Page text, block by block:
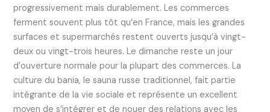
progressivement mais durablement. Les commerces
ferment souvent plus tôt qu’en France, mais les grandes
surfaces et supermarchés restent ouverts jusqu’à vingt-
deux ou vingt-trois heures. Le dimanche reste un jour
d’ouverture normale pour la plupart des commerces. La
culture du bania, le sauna russe traditionnel, fait partie
intégrante de la vie sociale et représente un excellent
moyen de s’intégrer et de nouer des relations avec les